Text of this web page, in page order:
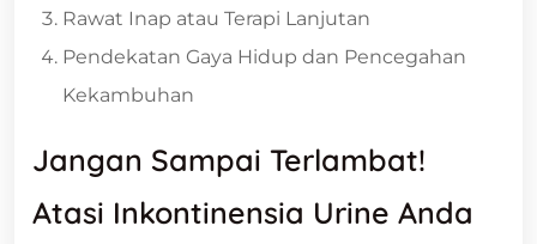
Rawat Inap atau Terapi Lanjutan
Pendekatan Gaya Hidup dan Pencegahan
Kekambuhan
Jangan Sampai Terlambat!
Atasi Inkontinensia Urine Anda